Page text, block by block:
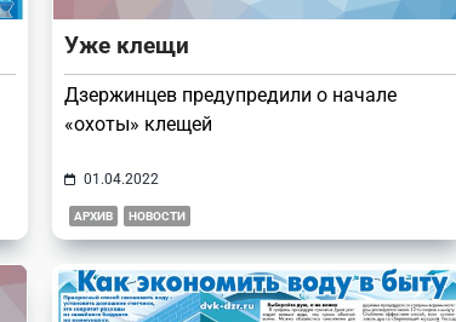
Уже клещи
Дзержинцев предупредили о начале
«охоты» клещей
01.04.2022
АРХИВ НОВОСТИ